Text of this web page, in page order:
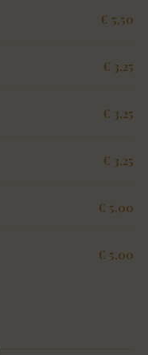
€ 5,50
€ 3,25
€ 3,25
€ 3,25
€ 5,00
€ 5,00